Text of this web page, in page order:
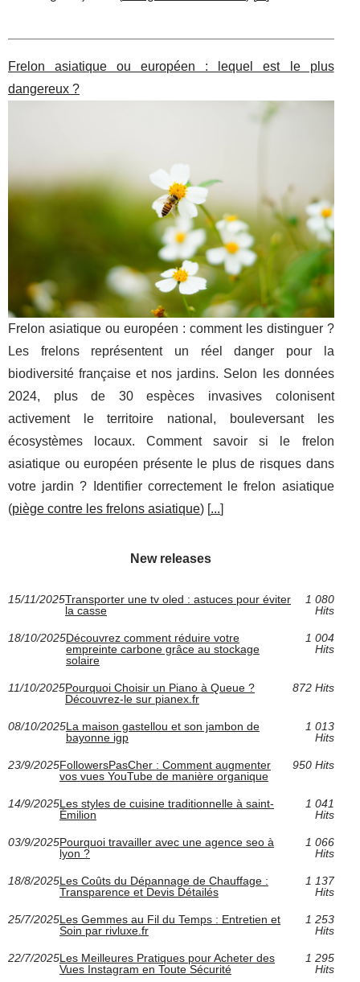
Frelon asiatique ou européen : lequel est le plus
dangereux ?
Frelon asiatique ou européen : comment les distinguer ?
Les frelons représentent un réel danger pour la
biodiversité française et nos jardins. Selon les données
2024, plus de 30 espèces invasives colonisent
activement le territoire national, bouleversant les
écosystèmes locaux. Comment savoir si le frelon
asiatique ou européen présente le plus de risques dans
votre jardin ? Identifier correctement le frelon asiatique
(piège contre les frelons asiatique) [...]
New releases
15/11/2025Transporter une tv oled : astuces pour éviter
la casse
1 080
Hits
18/10/2025Découvrez comment réduire votre
empreinte carbone grâce au stockage
solaire
1 004
Hits
11/10/2025Pourquoi Choisir un Piano à Queue ?
Découvrez-le sur pianex.fr
872 Hits
08/10/2025La maison gastellou et son jambon de
bayonne igp
1 013
Hits
23/9/2025FollowersPasCher : Comment augmenter
vos vues YouTube de manière organique
950 Hits
14/9/2025Les styles de cuisine traditionnelle à saint-
Émilion
1 041
Hits
03/9/2025Pourquoi travailler avec une agence seo à
lyon ?
1 066
Hits
18/8/2025Les Coûts du Dépannage de Chauffage :
Transparence et Devis Détailés
1 137
Hits
25/7/2025Les Gemmes au Fil du Temps : Entretien et
Soin par rivluxe.fr
1 253
Hits
22/7/2025Les Meilleures Pratiques pour Acheter des
Vues Instagram en Toute Sécurité
1 295
Hits